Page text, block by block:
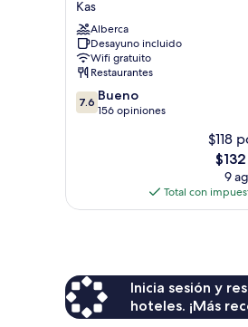
Kas
Kas
Alberca
Desayuno incluido
Wifi gratuito
Restaurantes
7.6
de
7.6 Bueno
156 opiniones
$118
El
actual
es
9
Total con
Inicia sesión y
hoteles. ¡Más